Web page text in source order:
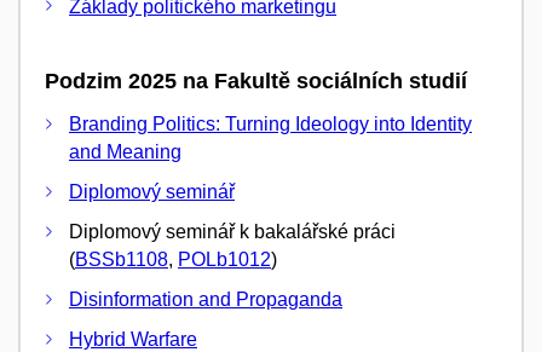
Základy politického marketingu
Podzim 2025 na Fakultě sociálních studií
Branding Politics: Turning Ideology into Identity
and Meaning
Diplomový seminář
Diplomový seminář k bakalářské práci
(BSSb1108, POLb1012)
Disinformation and Propaganda
Hybrid Warfare